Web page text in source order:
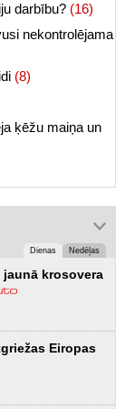
darbību? (16)
nekontrolējama
(8)
ķēžu maiņa un
Dienas Nedēļas
jaunā krosovera
Eiropas